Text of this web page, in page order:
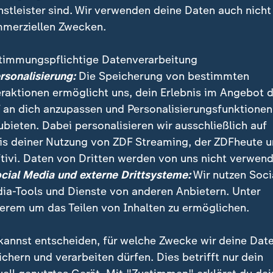
hat Israel bei seinem Antrittsbesuch weitere
distanzierte er sich teilweise von dem
sind. Wir verwenden deine Daten auch nicht
Zwecken.
Datenverarbeitung
Die Speicherung von bestimmten
ermöglicht uns, dein Erlebnis im Angebot
an dich anzupassen und Personalisierungsfunktionen
Dabei personalisieren wir ausschließlich auf
deiner Nutzung von ZDF Streaming, der ZDFheute
Daten von Dritten werden von uns nicht
Media und externe Drittsysteme:Wir nutzen
Tools und Dienste von anderen Anbietern. Unter
um das Teilen von Inhalten zu ermöglichen.
entscheiden, für welche Zwecke wir deine
und verarbeiten dürfen. Dies betrifft nur dein